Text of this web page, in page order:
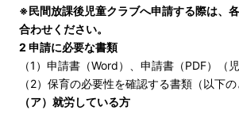
※民間放課後児童クラブへ申請する際は、
合わせください。
2 申請に必要な書類
（1） 申請書（Word） 申請書（PDF）
（
（2）保育の必要性を確認する書類（以下の
（ア）就労している方